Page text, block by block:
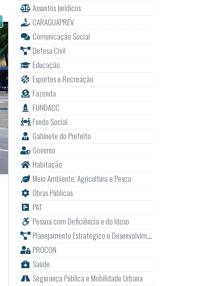
Assuntos Jurídicos
CARAGUAPREV
Comunicação Social
Defesa Civil
Educação
Esportes e Recreação
Fazenda
FUNDACC
Fundo Social
Gabinete do Prefeito
Governo
Habitação
Meio Ambiente, Agricultura e Pesca
Obras Públicas
PAT
Pessoa com Deficiência e do Idoso
Planejamento Estratégico e Desenvolvimento
PROCON
Saúde
Segurança Pública e Mobilidade Urbana